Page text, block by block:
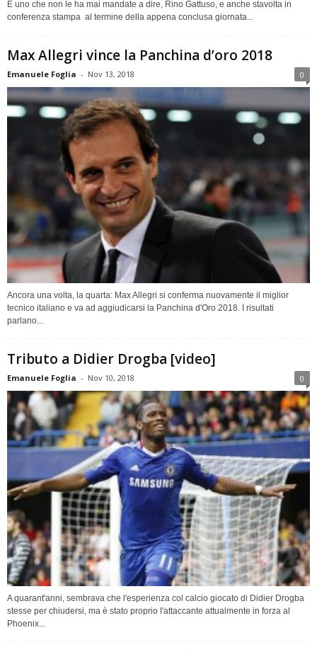
È uno che non le ha mai mandate a dire, Rino Gattuso, e anche stavolta in
conferenza stampa al termine della appena conclusa giornata...
Max Allegri vince la Panchina d’oro 2018
Emanuele Foglia - Nov 13, 2018 0
Ancora una volta, la quarta: Max Allegri si conferma nuovamente il miglior
tecnico italiano e va ad aggiudicarsi la Panchina d'Oro 2018. I risultati
parlano...
Tributo a Didier Drogba [video]
Emanuele Foglia - Nov 10, 2018 0
A quarant'anni, sembrava che l'esperienza col calcio giocato di Didier Drogba
stesse per chiudersi, ma è stato proprio l'attaccante attualmente in forza al
Phoenix...